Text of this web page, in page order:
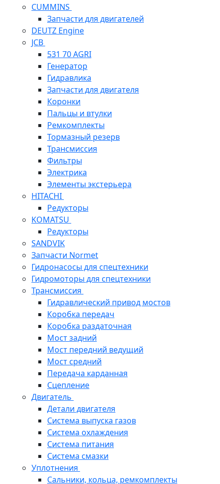
CUMMINS
Запчасти для двигателей
DEUTZ Engine
JCB
531 70 AGRI
Генератор
Гидравлика
Запчасти для двигателя
Коронки
Пальцы и втулки
Ремкомплекты
Тормазный резерв
Трансмиссия
Фильтры
Электрика
Элементы экстерьера
HITACHI
Редукторы
KOMATSU
Редукторы
SANDVIK
Запчасти Normet
Гидронасосы для спецтехники
Гидромоторы для спецтехники
Трансмиссия
Гидравлический привод мостов
Коробка передач
Коробка раздаточная
Мост задний
Мост передний ведущий
Мост средний
Передача карданная
Сцепление
Двигатель
Детали двигателя
Система выпуска газов
Система охлаждения
Система питания
Система смазки
Уплотнения
Сальники, кольца, ремкомплекты